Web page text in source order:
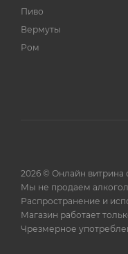
Пиво
Вермуты
Ром
2026 © Онлайн витрина
Мы не продаем
Распространение и
Магазин работает
Чрезмерное